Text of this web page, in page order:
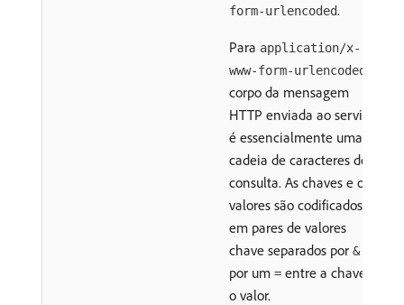
form-urlencoded.
Para application/x-
www-form-urlencoded
corpo da mensagem
HTTP enviada ao servidor
é essencialmente uma
cadeia de caracteres de
consulta. As chaves e os
valores são codificados
em pares de valores
chave separados por &e
por um = entre a chave e
o valor.